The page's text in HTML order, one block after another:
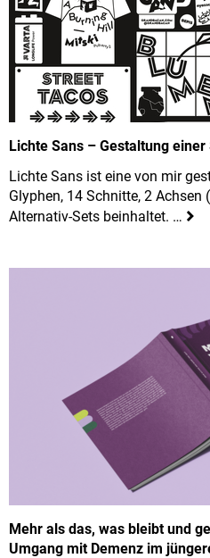
Lichte Sans – Gestaltung
Lichte Sans ist eine von mir
Glyphen, 14 Schnitte, 2
Alternativ-Sets beinhaltet. …
Mehr als das, was bleibt und
Umgang mit Demenz im